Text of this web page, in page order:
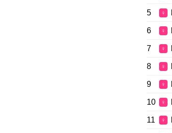
5 ♀
6 ♀
7 ♀
8 ♀
9 ♀
10 ♀
11 ♀